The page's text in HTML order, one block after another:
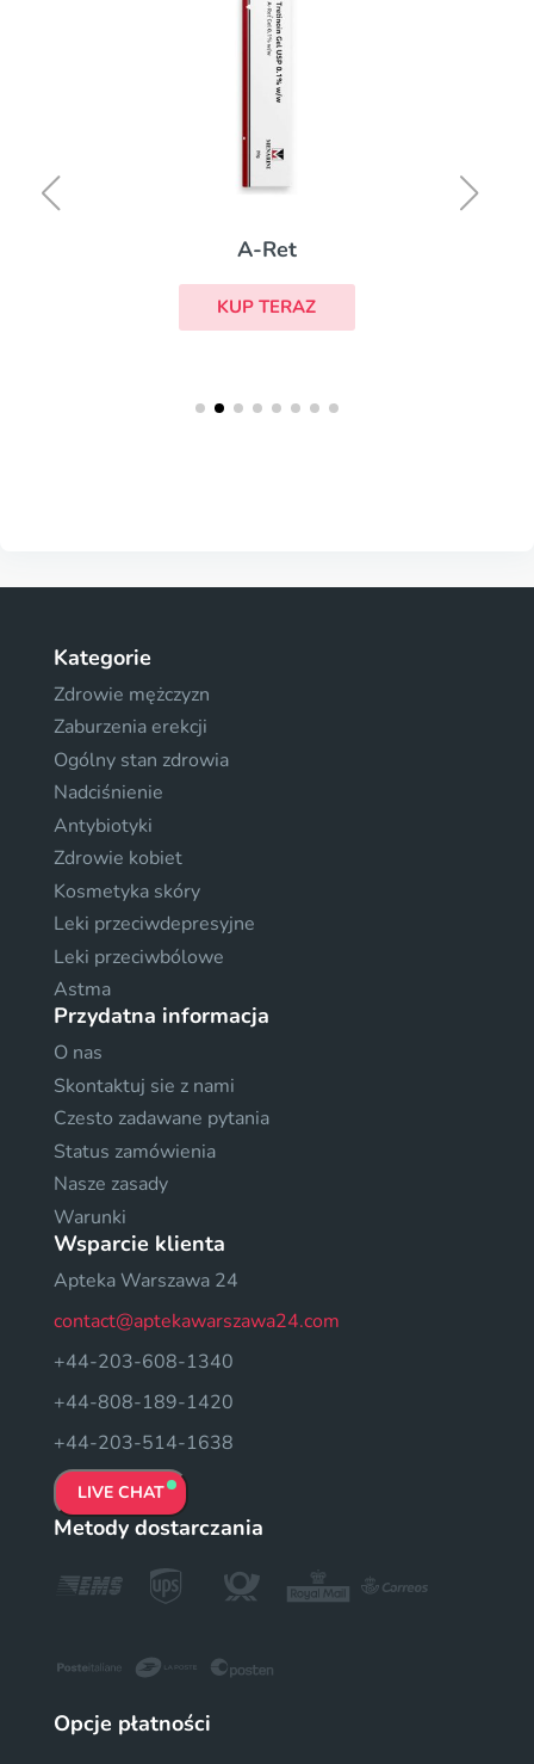
A-Ret
KUP TERAZ
Kategorie
Zdrowie mężczyzn
Zaburzenia erekcji
Ogólny stan zdrowia
Nadciśnienie
Antybiotyki
Zdrowie kobiet
Kosmetyka skóry
Leki przeciwdepresyjne
Leki przeciwbólowe
Astma
Przydatna informacja
O nas
Skontaktuj sie z nami
Czesto zadawane pytania
Status zamówienia
Nasze zasady
Warunki
Wsparcie klienta
Apteka Warszawa 24
contact@aptekawarszawa24.com
+44-203-608-1340
+44-808-189-1420
+44-203-514-1638
LIVE CHAT
Metody dostarczania
Opcje płatności